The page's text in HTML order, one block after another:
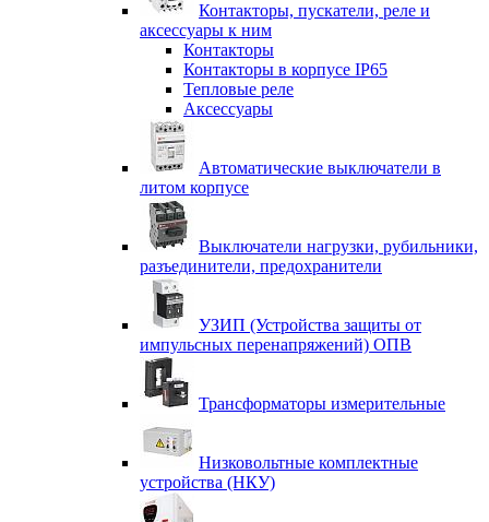
Контакторы, пускатели, реле и
аксессуары к ним
Контакторы
Контакторы в корпусе IP65
Тепловые реле
Аксессуары
Автоматические выключатели в
литом корпусе
Выключатели нагрузки, рубильники,
разъединители, предохранители
УЗИП (Устройства защиты от
импульсных перенапряжений) ОПВ
Трансформаторы измерительные
Низковольтные комплектные
устройства (НКУ)